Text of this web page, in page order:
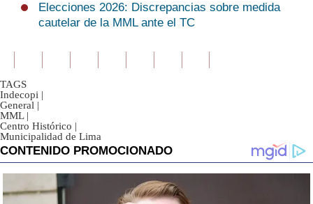
Elecciones 2026: Discrepancias sobre medida
cautelar de la MML ante el TC
TAGS
Indecopi |
General |
MML |
Centro Histórico |
Municipalidad de Lima